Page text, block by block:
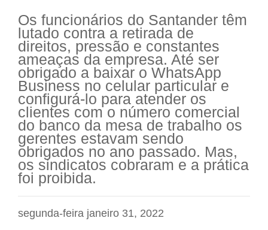
Os funcionários do Santander têm
lutado contra a retirada de
direitos, pressão e constantes
ameaças da empresa. Até ser
obrigado a baixar o WhatsApp
Business no celular particular e
configurá-lo para atender os
clientes com o número comercial
do banco da mesa de trabalho os
gerentes estavam sendo
obrigados no ano passado. Mas,
os sindicatos cobraram e a prática
foi proibida.
segunda-feira janeiro 31, 2022